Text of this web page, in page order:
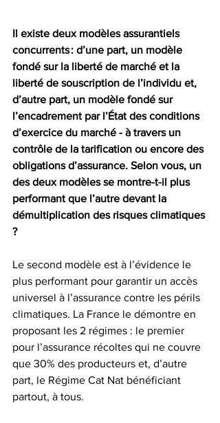
Il existe deux modèles assurantiels
concurrents : d’une part, un modèle
fondé sur la liberté de marché et la
liberté de souscription de l’individu et,
d’autre part, un modèle fondé sur
l’encadrement par l’État des conditions
d’exercice du marché - à travers un
contrôle de la tarification ou encore des
obligations d’assurance. Selon vous, un
des deux modèles se montre-t-il plus
performant que l’autre devant la
démultiplication des risques climatiques
?
Le second modèle est à l’évidence le
plus performant pour garantir un accès
universel à l’assurance contre les périls
climatiques. La France le démontre en
proposant les 2 régimes : le premier
pour l’assurance récoltes qui ne couvre
que 30% des producteurs et, d’autre
part, le Régime Cat Nat bénéficiant
partout, à tous.